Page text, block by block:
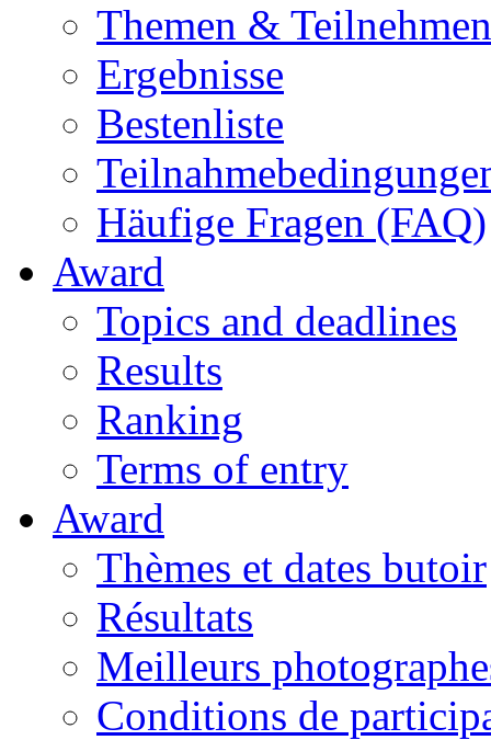
Themen & Teilnehmen
Ergebnisse
Bestenliste
Häufige Fragen (FAQ)
Award
Topics and deadlines
Results
Ranking
Terms of entry
Award
Thèmes et dates butoir
Résultats
Meilleurs
Conditions de